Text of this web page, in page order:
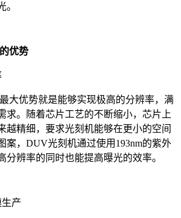
。
优势
大优势就是能够实现极高的分辨率，满
求。随着芯片工艺的不断缩小，芯片上
越精细，要求光刻机能够在更小的空间
案，DUV光刻机通过使用193nm的紫外
分辨率的同时也能提高曝光的效率。
产